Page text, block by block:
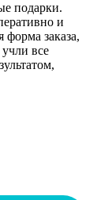
подарки.
и
форма заказа,
все